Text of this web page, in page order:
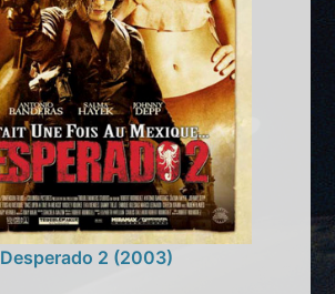
Desperado 2 (2003)